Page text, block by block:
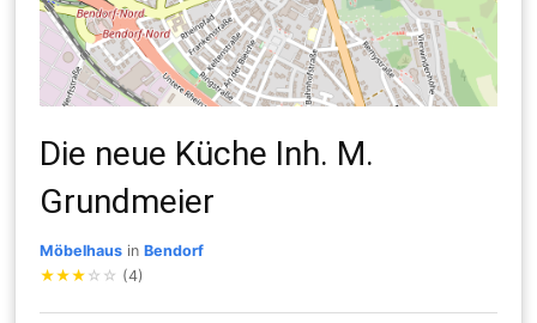
Die neue Küche Inh. M.
Grundmeier
Möbelhaus inBendorf
★★★ ☆ ☆ (4)